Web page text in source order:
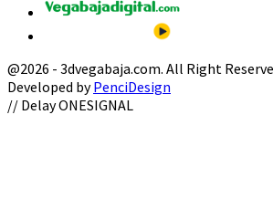
@2026 - 3dvegabaja.com. All Right
Developed byPenciDesign
Facebook
Twitter
Instagram
Youtube
Email
// Delay ONESIGNAL